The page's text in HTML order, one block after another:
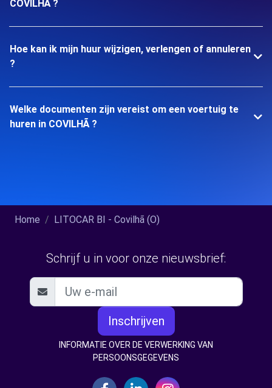
COVILHÃ ?
Hoe kan ik mijn huur wijzigen, verlengen of annuleren
?
Welke documenten zijn vereist om een voertuig te
huren in COVILHÃ ?
Home LITOCAR BI - Covilhã (O)
Schrijf u in voor onze nieuwsbrief:
Inschrijven
INFORMATIE OVER DE VERWERKING VAN
PERSOONSGEGEVENS